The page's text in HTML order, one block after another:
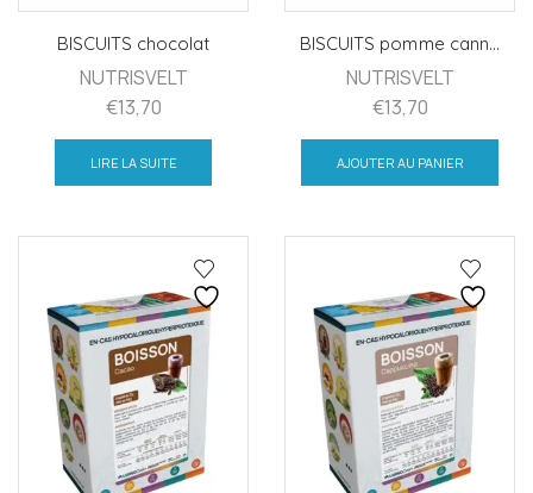
BISCUITS chocolat
NUTRISVELT
€13,70
LIRE LA SUITE
BISCUITS pomme cann...
NUTRISVELT
€13,70
AJOUTER AU PANIER